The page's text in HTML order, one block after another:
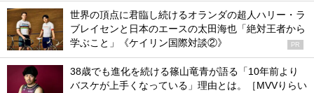
世界の頂点に君臨し続けるオランダの超人ハリー・ラ
ブレイセンと日本のエースの太田海也「絶対王者から
学ぶこと」《ケイリン国際対談②》
PR
38歳でも進化を続ける篠山竜青が語る「10年前より
バスケが上手くなっている」理由とは。［MVVりらい